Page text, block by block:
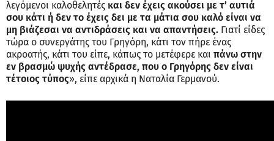
λεγόμενοι καλοθελητές και δεν έχεις ακούσει με τ’ αυτιά
σου κάτι ή δεν το έχεις δει με τα μάτια σου καλό είναι να
μη βιάζεσαι να αντιδράσεις και να απαντήσεις. Γιατί είδες
τώρα ο συνεργάτης του Γρηγόρη, κάτι τον πήρε ένας
ακροατής, κάτι του είπε, κάπως το μετέφερε και πάνω στην
εν βρασμώ ψυχής αντέδρασε, που ο Γρηγόρης δεν είναι
τέτοιος τύπος», είπε αρχικά η Ναταλία Γερμανού.